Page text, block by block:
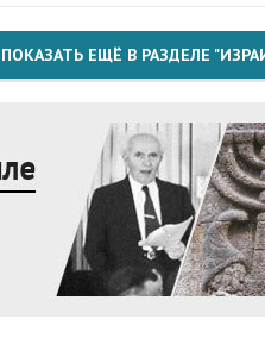
ПОКАЗАТЬ ЕЩЁ В РАЗДЕЛЕ